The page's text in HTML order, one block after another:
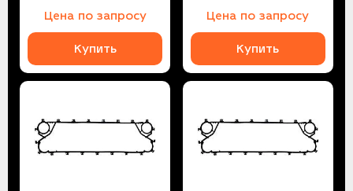
Цена по запросу
Купить
Цена по запросу
Купить